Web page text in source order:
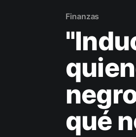
Finanzas
qué